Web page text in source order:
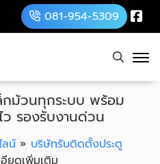
081-954-5309
น์ » บริษัทรับติดตั้งประตู
อียดเพิ่มเติม
กม้วนทุกระบบ พร้อม
ว รองรับงานด่วน